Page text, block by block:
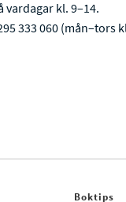
vardagar kl. 9–14.
333 060 (mån–tors
Boktips